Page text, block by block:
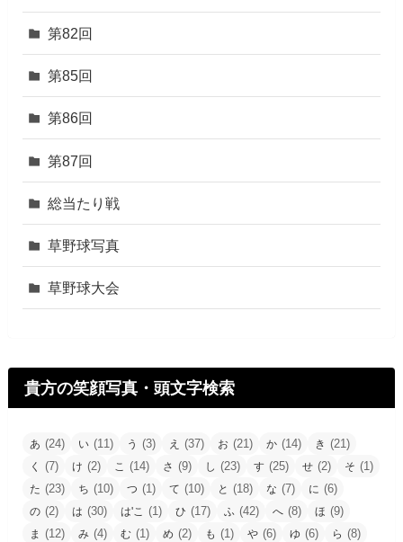
第82回
第85回
第86回
第87回
総当たり戦
草野球写真
草野球大会
貴方の笑顔写真・頭文字検索
あ (24) い (11) う (3) え (37) お (21) か (14) き (21)
く (7) け (2) こ (14) さ (9) し (23) す (25) せ (2) そ (1)
た (23) ち (10) つ (1) て (10) と (18) な (7) に (6)
の (2) は (30) は'こ (1) ひ (17) ふ (42) へ (8) ほ (9)
ま (12) み (4) む (1) め (2) も (1) や (6) ゆ (6) ら (8)